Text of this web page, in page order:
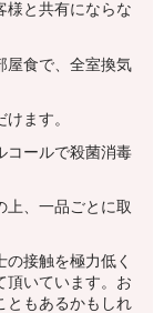
様と共有にならな
屋食で、全室換気
ます。
コールで殺菌消毒
上、一品ごとに取
接触を極力低く
頂いています。お
ともあるかもしれ